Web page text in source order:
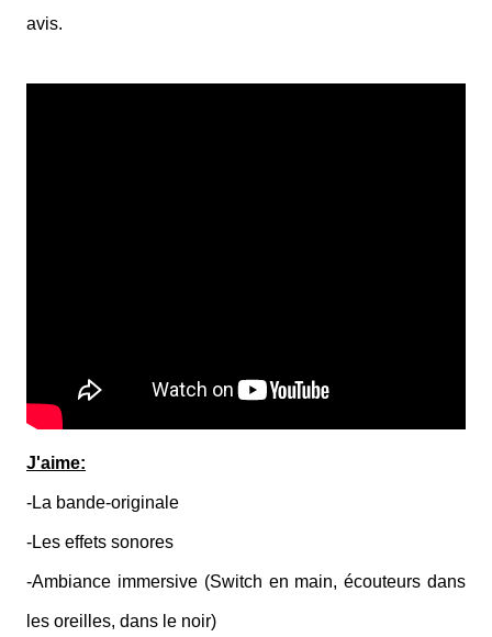
avis.
J'aime:
-La bande-originale
-Les effets sonores
-Ambiance immersive (Switch en main, écouteurs dans
les oreilles, dans le noir)